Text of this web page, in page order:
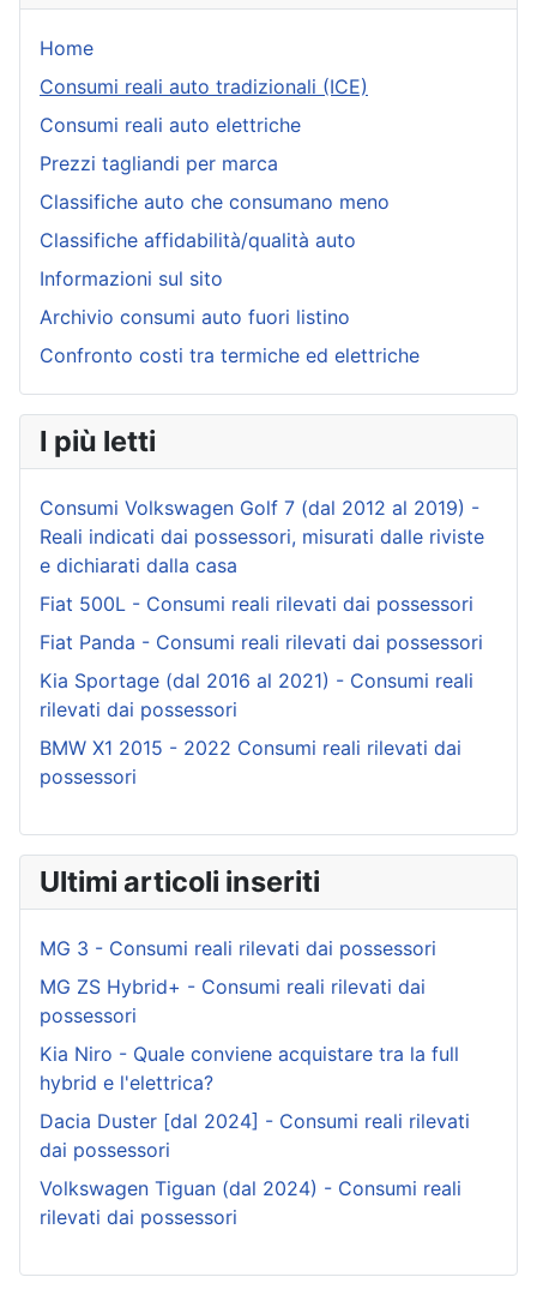
Home
Consumi reali auto tradizionali (ICE)
Consumi reali auto elettriche
Prezzi tagliandi per marca
Classifiche auto che consumano meno
Classifiche affidabilità/qualità auto
Informazioni sul sito
Archivio consumi auto fuori listino
Confronto costi tra termiche ed elettriche
I più letti
Consumi Volkswagen Golf 7 (dal 2012 al 2019) -
Reali indicati dai possessori, misurati dalle riviste
e dichiarati dalla casa
Fiat 500L - Consumi reali rilevati dai possessori
Fiat Panda - Consumi reali rilevati dai possessori
Kia Sportage (dal 2016 al 2021) - Consumi reali
rilevati dai possessori
BMW X1 2015 - 2022 Consumi reali rilevati dai
possessori
Ultimi articoli inseriti
MG 3 - Consumi reali rilevati dai possessori
MG ZS Hybrid+ - Consumi reali rilevati dai
possessori
Kia Niro - Quale conviene acquistare tra la full
hybrid e l'elettrica?
Dacia Duster [dal 2024] - Consumi reali rilevati
dai possessori
Volkswagen Tiguan (dal 2024) - Consumi reali
rilevati dai possessori